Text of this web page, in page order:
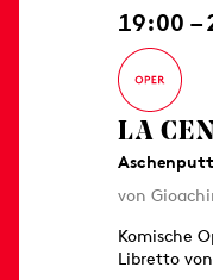
19:00 –
LA
von
Komische
Libretto